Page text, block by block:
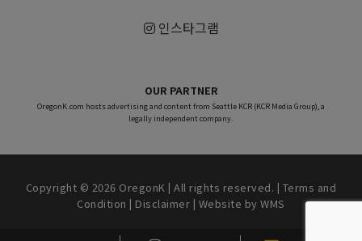
인스타그램
OUR PARTNER
OregonK.com hosts advertising and content from Seattle KCR (KCR Media Group), a
legally independent company.
Copyright © 2026 OregonK | All rights reserved. | Terms and
Condition | Disclaimer | Website byWMS